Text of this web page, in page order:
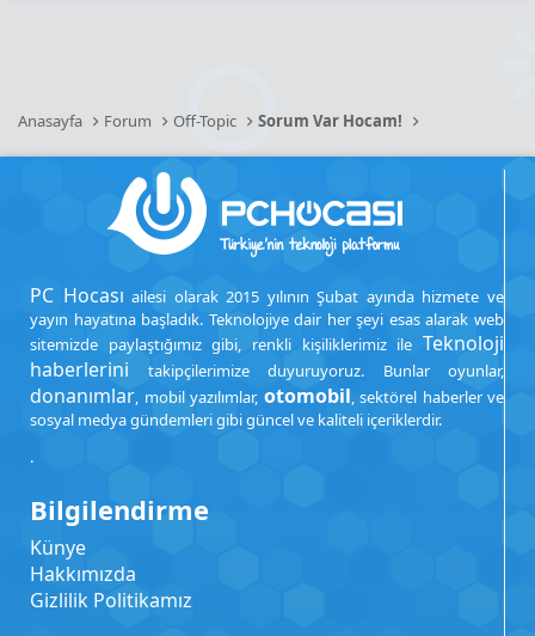
Anasayfa Forum Off-Topic Sorum Var Hocam!
PC Hocası ailesi olarak 2015 yılının Şubat ayında hizmete ve
yayın hayatına başladık. Teknolojiye dair her şeyi esas alarak web
sitemizde paylaştığımız gibi, renkli kişiliklerimiz ile Teknoloji
haberlerini takipçilerimize duyuruyoruz. Bunlar oyunlar,
donanımlar, mobil yazılımlar, otomobil, sektörel haberler ve
sosyal medya gündemleri gibi güncel ve kaliteli içeriklerdir.
.
Bilgilendirme
Künye
Hakkımızda
Gizlilik Politikamız